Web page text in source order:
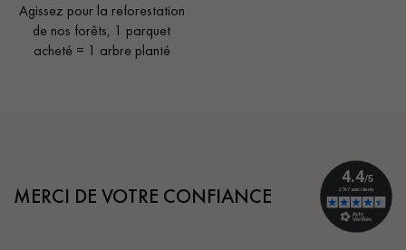
Agissez pour la reforestation
de nos forêts, 1 parquet
acheté = 1 arbre planté
MERCI DE VOTRE CONFIANCE